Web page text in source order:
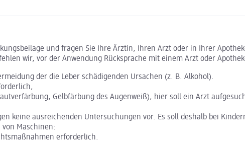
und fragen Sie Ihre Ärztin, Ihren Arzt oder in Ihrer
wir, vor der Anwendung Rücksprache mit einem Arzt oder
der die Leber schädigenden Ursachen (z. B. Alkohol).
Gelbfärbung des Augenweiß), hier soll ein Arzt
keine ausreichenden Untersuchungen vor. Es soll deshalb bei
Maschinen:
erforderlich.